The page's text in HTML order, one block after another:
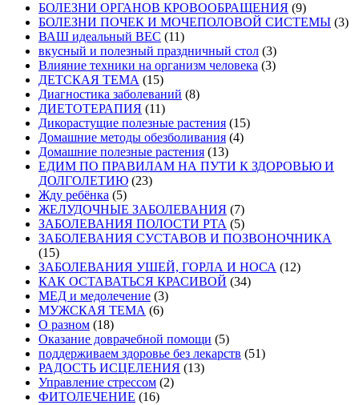
БОЛЕЗНИ ОРГАНОВ КРОВООБРАЩЕНИЯ (9)
БОЛЕЗНИ ПОЧЕК И МОЧЕПОЛОВОЙ СИСТЕМЫ (3)
ВАШ идеальный ВЕС (11)
вкусный и полезный праздничный стол (3)
Влияние техники на организм человека (3)
ДЕТСКАЯ ТЕМА (15)
Диагностика заболеваний (8)
ДИЕТОТЕРАПИЯ (11)
Дикорастущие полезные растения (15)
Домашние методы обезболивания (4)
Домашние полезные растения (13)
ЕДИМ ПО ПРАВИЛАМ НА ПУТИ К ЗДОРОВЬЮ И
ДОЛГОЛЕТИЮ (23)
Жду ребёнка (5)
ЖЕЛУДОЧНЫЕ ЗАБОЛЕВАНИЯ (7)
ЗАБОЛЕВАНИЯ ПОЛОСТИ РТА (5)
ЗАБОЛЕВАНИЯ СУСТАВОВ И ПОЗВОНОЧНИКА
(15)
ЗАБОЛЕВАНИЯ УШЕЙ, ГОРЛА И НОСА (12)
КАК ОСТАВАТЬСЯ КРАСИВОЙ (34)
МЕД и медолечение (3)
МУЖСКАЯ ТЕМА (6)
О разном (18)
Оказание доврачебной помощи (5)
поддерживаем здоровье без лекарств (51)
РАДОСТЬ ИСЦЕЛЕНИЯ (13)
Управление стрессом (2)
ФИТОЛЕЧЕНИЕ (16)